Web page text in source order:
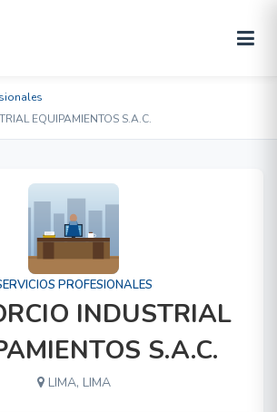
EQUIPAMIENTOS S.A.C.
PROFESIONALES
INDUSTRIAL
S.A.C.
LIMA, LIMA